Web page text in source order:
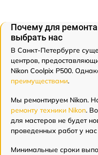
Почему для
выбрать нас
В Санкт-Петербурге
центров,
Nikon Coolpix P500.
преимуществами.
Мы ремонтируем Nikon.
ремонту техники Nikon.
для мастеров не будет
проведенных работ у нас
Минимальные сроки